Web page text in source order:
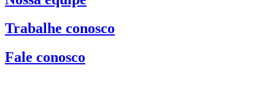
Trabalhe conosco
Fale conosco